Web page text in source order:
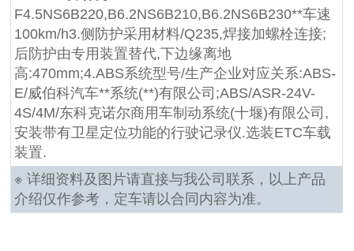
F4.5NS6B220,B6.2NS6B210,B6.2NS6B230**车速
100km/h3.侧防护采用材料/Q235,焊接加螺栓连接;
后防护由专用装置替代,下边缘离地
高:470mm;4.ABS系统型号/生产企业对应关系:ABS-
E/威伯科汽车**系统(**)有限公司;ABS/ASR-24V-
4S/4M/东科克诺尔商用车制动系统(十堰)有限公司,
安装带有卫星定位功能的行驶记录仪.选装ETC车载
装置.
※ 详细资料及图片请直接与我公司联系，以上产品
介绍仅作参考，定车请以合同内容为准。